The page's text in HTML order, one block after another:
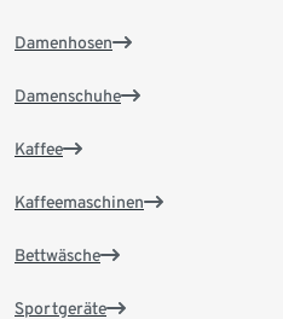
Damenhosen
Damenschuhe
Kaffee
Kaffeemaschinen
Bettwäsche
Sportgeräte